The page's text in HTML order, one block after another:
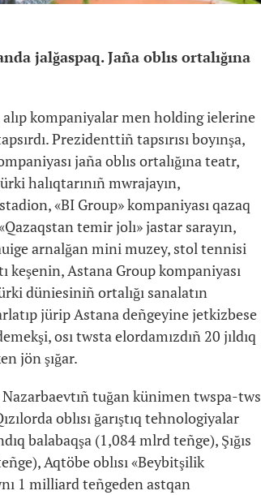
jalğaspaq. Jaña oblıs ortalığına
kompaniyalar men holding ielerine
Prezidenttiñ tapsırısı boyınşa,
jaña oblıs ortalığına teatr,
halıqtarınıñ mwrajayın,
«BI Group» kompaniyası qazaq
temir jolı» jastar sarayın,
arnalğan mini muzey, stol tennisi
keşenin, Astana Group kompaniyası
düniesiniñ ortalığı sanalatın
jürip Astana deñgeyine jetkizbese
osı twsta elordamızdıñ 20 jıldıq
jön şığar.
tuğan künimen twspa-tws
oblısı ğarıştıq tehnologiyalar
balabaqşa (1,084 mlrd teñge), Şığıs
Aqtöbe oblısı «Beybitşilik
1 milliard teñgeden astqan